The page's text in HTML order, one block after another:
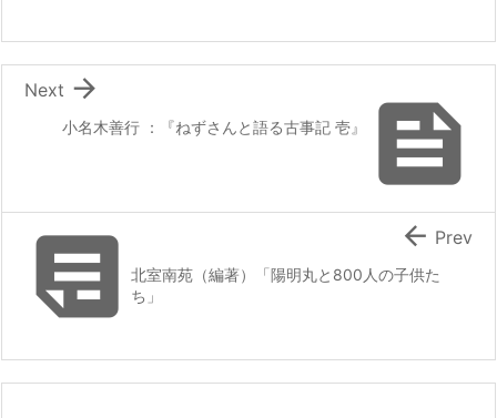

小名木善行 ：『ねずさんと語る古事記 壱』

Next
北室南苑（編著）「陽明丸と800人の子供た
ち」
 Prev